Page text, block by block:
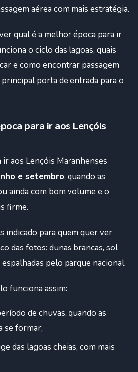
aérea com mais estratégia.
qual é a melhor época para ir
o ciclo das lagoas, quais
e como encontrar passagem
principal porta de entrada para o
para ir aos Lençóis
aos Lençóis Maranhenses
e setembro, quando as
ainda com bom volume e o
firme.
indicado para quem quer ver
das fotos: dunas brancas, sol
pelo parque nacional.
funciona assim:
de chuvas, quando as
se formar;
das lagoas cheias, com mais